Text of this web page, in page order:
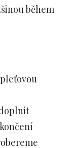
během